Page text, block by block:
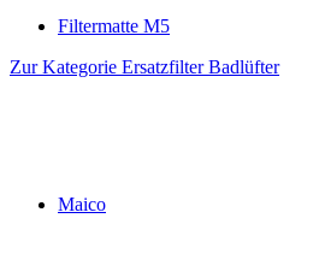
Filtermatte M5
Zur Kategorie Ersatzfilter Badlüfter
Maico